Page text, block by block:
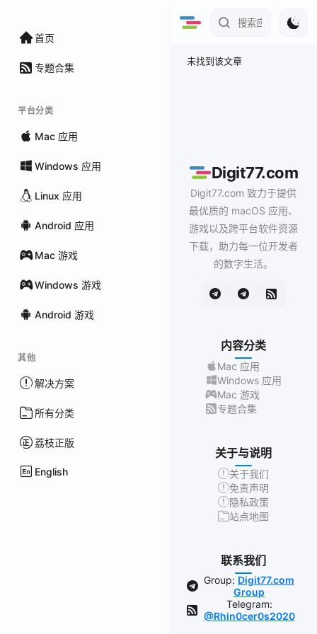
首页
专题合集
平台分类
Mac 应用
Windows 应用
Linux 应用
Android 应用
Mac 游戏
Windows 游戏
Android 游戏
其他
解决方案
所有分类
荔枝正版
English
未找到该文章
Digit77.com
Digit77.com 致力于提供
最优质的 macOS 应用、
游戏以及跨平台软件资源
下载，助力每一位开发者
的数字生活。
内容分类
Mac 应用
Windows 应用
Mac 游戏
专题合集
关于与说明
关于我们
免责声明
隐私政策
站点地图
联系我们
Group: Digit77.com
Group
Telegram:
@Rhin0cer0s2020